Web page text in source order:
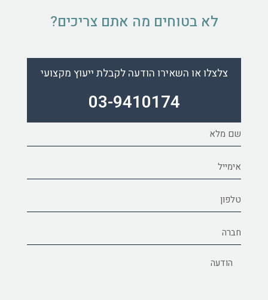
לא בטוחים מה אתם צריכים?
צלצלו או השאירו הודעה לקבלת ייעוץ מקצועי
03-9410174